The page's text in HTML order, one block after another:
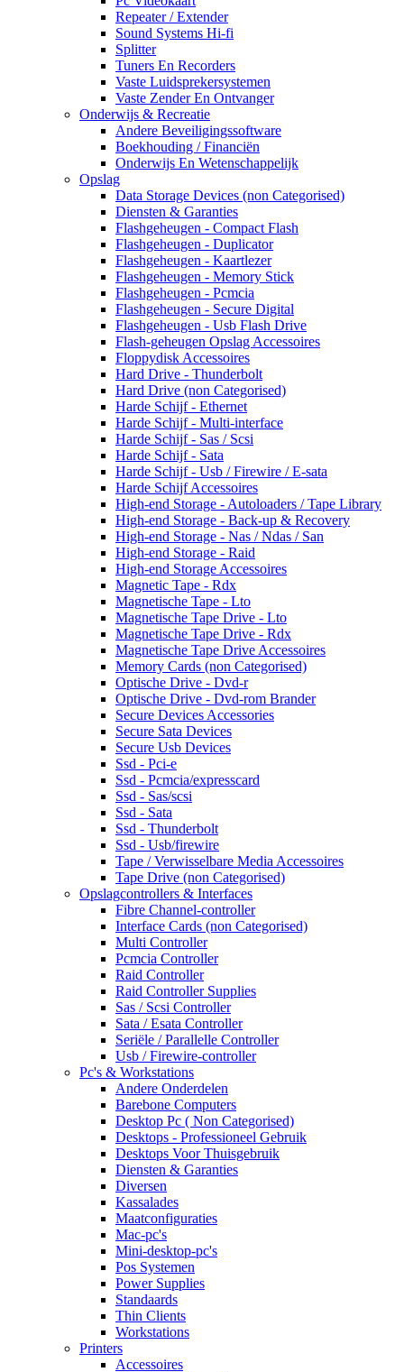
Repeater / Extender
Sound Systems Hi-fi
Splitter
Tuners En Recorders
Vaste Luidsprekersystemen
Vaste Zender En Ontvanger
Onderwijs & Recreatie
Andere Beveiligingssoftware
Boekhouding / Financiën
Onderwijs En Wetenschappelijk
Opslag
Data Storage Devices (non Categorised)
Diensten & Garanties
Flashgeheugen - Compact Flash
Flashgeheugen - Duplicator
Flashgeheugen - Kaartlezer
Flashgeheugen - Memory Stick
Flashgeheugen - Pcmcia
Flashgeheugen - Secure Digital
Flashgeheugen - Usb Flash Drive
Flash-geheugen Opslag Accessoires
Floppydisk Accessoires
Hard Drive - Thunderbolt
Hard Drive (non Categorised)
Harde Schijf - Ethernet
Harde Schijf - Multi-interface
Harde Schijf - Sas / Scsi
Harde Schijf - Sata
Harde Schijf - Usb / Firewire / E-sata
Harde Schijf Accessoires
High-end Storage - Autoloaders / Tape Library
High-end Storage - Back-up & Recovery
High-end Storage - Nas / Ndas / San
High-end Storage - Raid
High-end Storage Accessoires
Magnetic Tape - Rdx
Magnetische Tape - Lto
Magnetische Tape Drive - Lto
Magnetische Tape Drive - Rdx
Magnetische Tape Drive Accessoires
Memory Cards (non Categorised)
Optische Drive - Dvd-r
Optische Drive - Dvd-rom Brander
Secure Devices Accessories
Secure Sata Devices
Secure Usb Devices
Ssd - Pci-e
Ssd - Pcmcia/expresscard
Ssd - Sas/scsi
Ssd - Sata
Ssd - Thunderbolt
Ssd - Usb/firewire
Tape / Verwisselbare Media Accessoires
Tape Drive (non Categorised)
Opslagcontrollers & Interfaces
Fibre Channel-controller
Interface Cards (non Categorised)
Multi Controller
Pcmcia Controller
Raid Controller
Raid Controller Supplies
Sas / Scsi Controller
Sata / Esata Controller
Seriële / Parallelle Controller
Usb / Firewire-controller
Pc's & Workstations
Andere Onderdelen
Barebone Computers
Desktop Pc ( Non Categorised)
Desktops - Professioneel Gebruik
Desktops Voor Thuisgebruik
Diensten & Garanties
Diversen
Kassalades
Maatconfiguraties
Mac-pc's
Mini-desktop-pc's
Pos Systemen
Power Supplies
Standaards
Thin Clients
Workstations
Printers
Accessoires